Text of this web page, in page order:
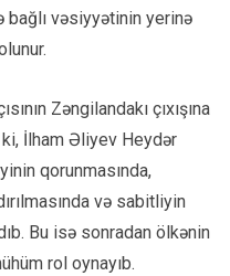
bağlı vəsiyyətinin yerinə
Zəngilandakı çıxışına
İlham Əliyev Heydər
qorunmasında,
və sabitliyin
Bu isə sonradan ölkənin
rol oynayıb.